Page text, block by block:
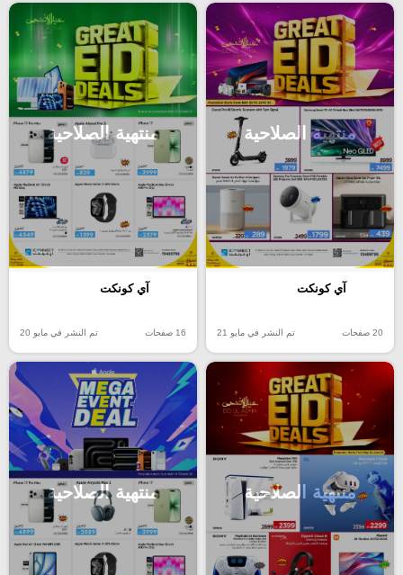
منتهية الصلاحية
آي كونكت
20 صفحات تم النشر في مايو 21
منتهية الصلاحية
آي كونكت
16 صفحات تم النشر في مايو 20
منتهية الصلاحية منتهية الصلاحية